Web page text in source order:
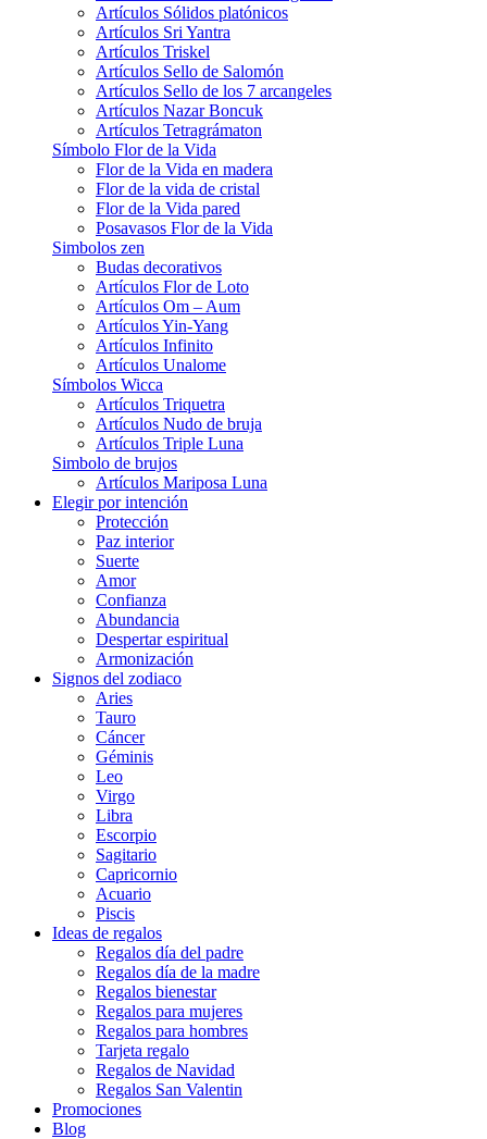
Artículos Sólidos platónicos
Artículos Sri Yantra
Artículos Triskel
Artículos Sello de Salomón
Artículos Sello de los 7 arcangeles
Artículos Nazar Boncuk
Artículos Tetragrámaton
Símbolo Flor de la Vida
Flor de la Vida en madera
Flor de la vida de cristal
Flor de la Vida pared
Posavasos Flor de la Vida
Simbolos zen
Budas decorativos
Artículos Flor de Loto
Artículos Om – Aum
Artículos Yin-Yang
Artículos Infinito
Artículos Unalome
Símbolos Wicca
Artículos Triquetra
Artículos Nudo de bruja
Artículos Triple Luna
Simbolo de brujos
Artículos Mariposa Luna
Elegir por intención
Protección
Paz interior
Suerte
Amor
Confianza
Abundancia
Despertar espiritual
Armonización
Signos del zodiaco
Aries
Tauro
Cáncer
Géminis
Leo
Virgo
Libra
Escorpio
Sagitario
Capricornio
Acuario
Piscis
Ideas de regalos
Regalos día del padre
Regalos día de la madre
Regalos bienestar
Regalos para mujeres
Regalos para hombres
Tarjeta regalo
Regalos de Navidad
Regalos San Valentin
Promociones
Blog